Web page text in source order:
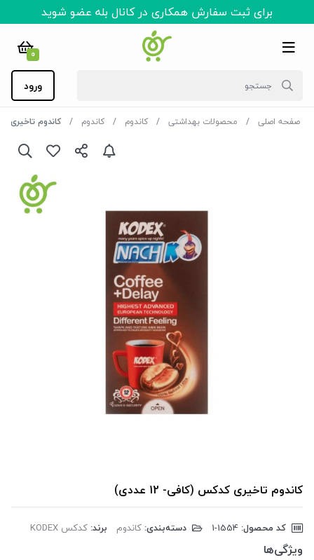
برای ثبت سفارش همکاری در کانال بله عضو شوید
0
ورود
صفحه اصلی محصولات بهداشتی کاندوم کاندوم کاندوم تاخیری
کاندوم تاخیری کدکس (کافی- 12 عددی)
کد محصول: دسته‌بندی: کاندوم برند: کدکس KODEX
ویژگی‌ها